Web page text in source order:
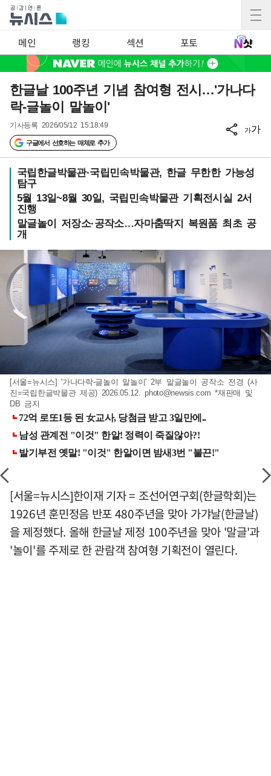
메인 랭킹 섹션 포토
한글날 100주년 기념 참여형 전시…'가나다
락-글놀이 말놀이'
기사등록 2026/05/12 15:18:49
구글에서 선호하는 매체로 추가
가가
국립한글박물관·국립민속박물관, 한글 무한한 가능성
탐구
5월 13일~8월 30일, 국립민속박물관 기획전시실 2서
진행
말글놀이 저장소·공작소…자마춤딱지 복원품 최초 공
개
[서울=뉴시스] '가나다락-글놀이 말놀이' 2부 말글놀이 공작소 전경 (사
진=국립한글박물관 제공) 2026.05.12.photo@newsis.com *재판매 및
DB 금지
[서울=뉴시스]한이재 기자 = 조선어연구회(한글학회)는
1926년 훈민정음 반포 480주년을 맞아 가갸날(한글날)
을 제정했다. 올해 한글날 제정 100주년을 맞아 '말글'과
'놀이'를 주제로 한 관람객 참여형 기획전이 열린다.